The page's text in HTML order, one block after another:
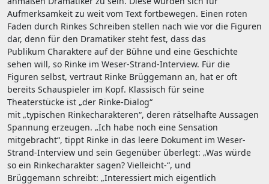
Aufmerksamkeit zu weit vom Text fortbewegen. Einen roten
Faden durch Rinkes Schreiben stellen nach wie vor die Figuren
dar, denn für den Dramatiker steht fest, dass das
Publikum Charaktere auf der Bühne und eine Geschichte
sehen will, so Rinke im Weser-Strand-Interview. Für die
Figuren selbst, vertraut Rinke Brüggemann an, hat er oft
bereits Schauspieler im Kopf. Klassisch für seine
Theaterstücke ist „der Rinke-Dialog“
mit „typischen Rinkecharakteren“, deren rätselhafte Aussagen
Spannung erzeugen. „Ich habe noch eine Sensation
mitgebracht“, tippt Rinke in das leere Dokument im Weser-
Strand-Interview und sein Gegenüber überlegt: „Was würde
so ein Rinkecharakter sagen? Vielleicht-“, und
Brüggemann schreibt: „Interessiert mich eigentlich